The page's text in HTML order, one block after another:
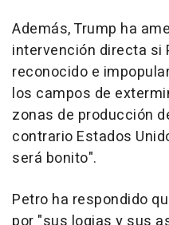
Además, Trump ha
intervención directa si
reconocido e
los campos de
zonas de producción
contrario Estados
será bonito".
Petro ha respondido